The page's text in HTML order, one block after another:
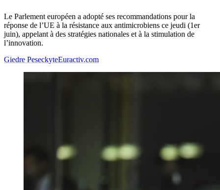
Le Parlement européen a adopté ses recommandations pour la
réponse de l’UE à la résistance aux antimicrobiens ce jeudi (1er
juin), appelant à des stratégies nationales et à la stimulation de
l’innovation.
Giedre PeseckyteEuractiv.com